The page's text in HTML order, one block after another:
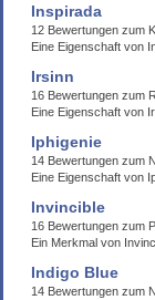
Inspirada
12 Bewertungen zum
Eine Eigenschaft von
Irsinn
16 Bewertungen zum
Eine Eigenschaft von
Iphigenie
14 Bewertungen zum
Eine Eigenschaft von
Invincible
16 Bewertungen zum
Ein Merkmal von
Indigo Blue
14 Bewertungen zum